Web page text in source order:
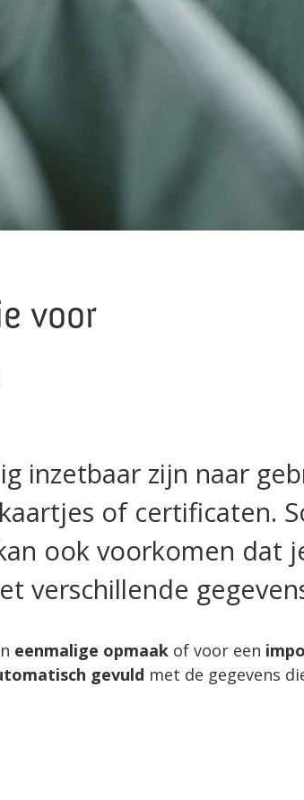
voor
inzetbaar zijn naar
of certificaten.
ook voorkomen dat
verschillende
eenmalige opmaak of voor een
gevuld met de gegevens